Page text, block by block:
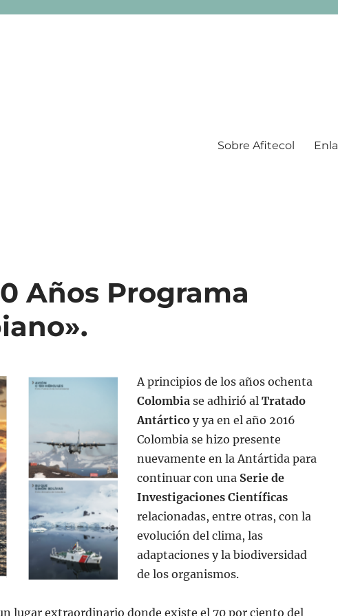
Sobre Afitecol
Años Programa
A principios de los años ochenta
Colombiase adhirió al Tratado
Antárticoy ya en el año 2016
Colombia se hizo presente
nuevamente en la Antártida para
continuar con una Serie de
Investigaciones Científicas
relacionadas, entre otras, con la
evolución del clima, las
adaptaciones y la biodiversidad
de los organismos.
lugar extraordinario donde existe el 70 por ciento del